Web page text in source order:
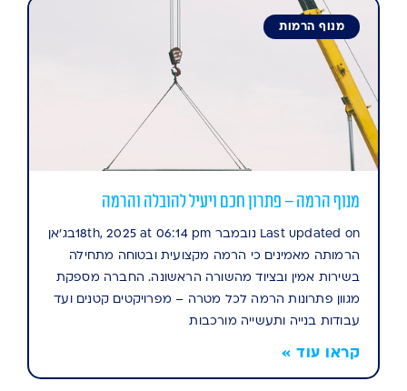
מנוף הרמות
מנוף הרמה – פתרון חכם ויעיל להובלה והרמה
Last updated on נובמבר 18th, 2025 at 06:14 pmבג'אן
הרמותה מאמינים כי הרמה מקצועית ובטוחה מתחילה
בשירות אמין ובציוד מהשורה הראשונה. החברה מספקת
מגוון פתרונות הרמה לכל מטרה – מפרויקטים קטנים ועד
עבודות בנייה ותעשייה מורכבות
קראו עוד »